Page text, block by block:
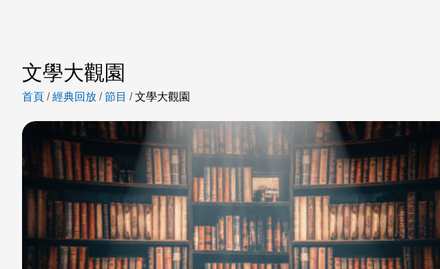
文學大觀園
首頁 /經典回放 /節目 /文學大觀園